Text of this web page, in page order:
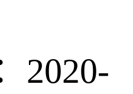
2020-